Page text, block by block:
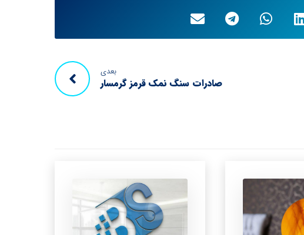
بعدی
صادرات سنگ نمک قرمز گرمسار